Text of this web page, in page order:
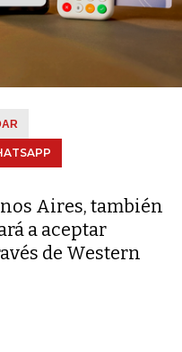
Aires, también
a aceptar
de Western